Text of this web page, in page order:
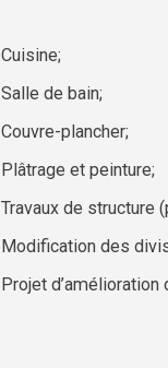
Cuisine;
Salle de bain;
Couvre-plancher;
Plâtrage et peinture;
Travaux de structure
Modification des
Projet